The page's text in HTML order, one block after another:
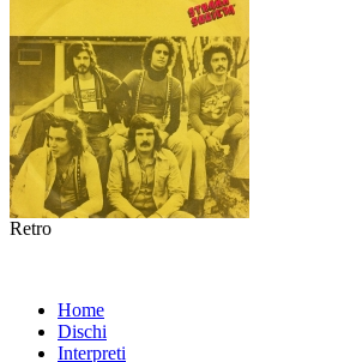
Retro
Home
Dischi
Interpreti